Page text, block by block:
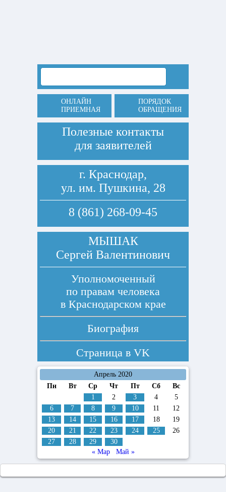
ОНЛАЙН
ПРИЕМНАЯ
ПОРЯДОК
ОБРАЩЕНИЯ
Полезные контакты
для заявителей
г. Краснодар,
ул. им. Пушкина, 28
8 (861) 268-09-45
МЫШАК
Сергей Валентинович
Уполномоченный
по правам человека
в Краснодарском крае
Биография
Страница в VK
Апрель 2020
Пн
Вт Ср Чт Пт Сб
Вс
1
2 3 4
5
6
7 8 9 10 11
12
13
14 15 16 17 18
19
20
21 22 23 24 25
26
27
28 29
30
« Мар
Май »